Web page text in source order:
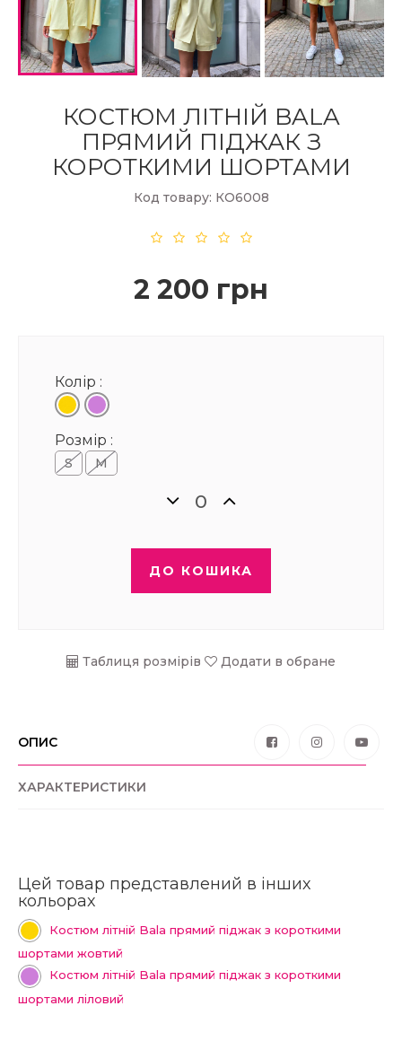
КОСТЮМ ЛІТНІЙ BALA
ПРЯМИЙ ПІДЖАК З
КОРОТКИМИ ШОРТАМИ
Код товару: КО6008
2 200 грн
Колір :
Розмір :
S M
ДО КОШИКА
Таблиця розмірів Додати в обране
ОПИС
ХАРАКТЕРИСТИКИ
Цей товар представлений в інших
кольорах
Костюм літній Bala прямий піджак з короткими
шортами жовтий
Костюм літній Bala прямий піджак з короткими
шортами ліловий